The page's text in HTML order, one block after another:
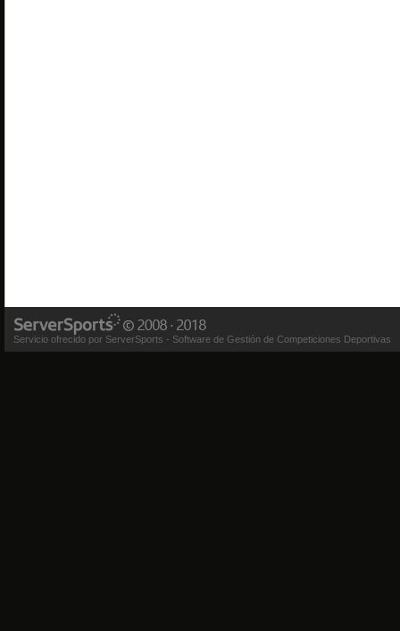
Servicio ofrecido por ServerSports - Software de Gestión de Competiciones Deportivas